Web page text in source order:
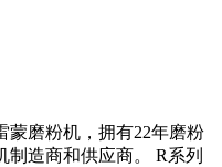
蒙磨粉机，拥有22年磨粉
造商和供应商。 R系列